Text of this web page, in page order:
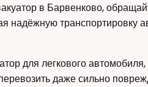
в Барвенково,
надёжную
для легкового
даже сильно